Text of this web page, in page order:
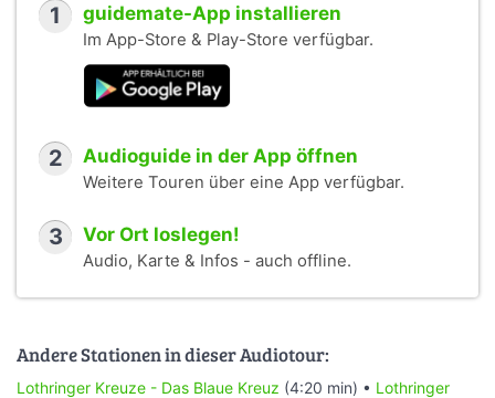
1 guidemate-App installieren
Im App-Store & Play-Store verfügbar.
2 Audioguide in der App öffnen
Weitere Touren über eine App verfügbar.
3 Vor Ort loslegen!
Audio, Karte & Infos - auch offline.
Andere Stationen in dieser Audiotour:
Lothringer Kreuze - Das Blaue Kreuz (4:20 min) • Lothringer